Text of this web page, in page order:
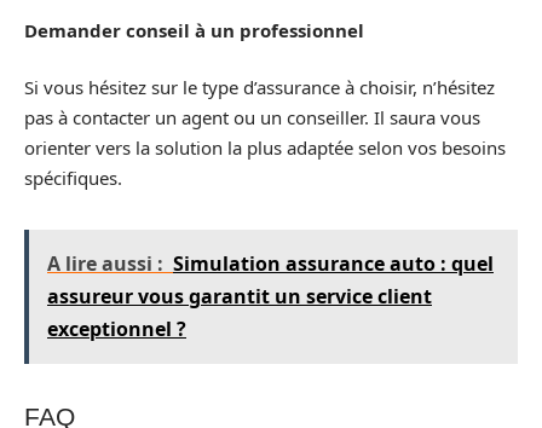
Demander conseil à un professionnel
Si vous hésitez sur le type d’assurance à choisir, n’hésitez
pas à contacter un agent ou un conseiller. Il saura vous
orienter vers la solution la plus adaptée selon vos besoins
spécifiques.
A lire aussi : Simulation assurance auto : quel
assureur vous garantit un service client
exceptionnel ?
FAQ